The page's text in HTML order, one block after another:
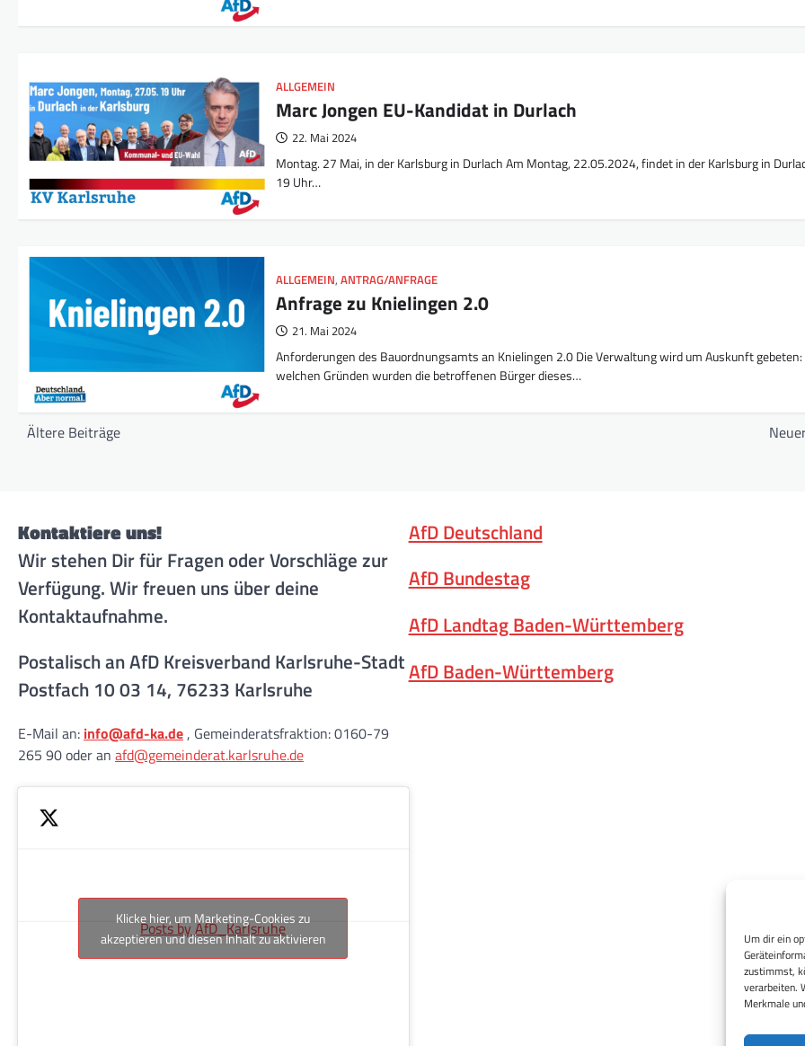
Um dir ein
zustimmst,
verarbeiten.
Merkmale
ALLGEMEIN
Marc Jongen EU-Kandidat in Durlach
22. Mai 2024
Montag. 27 Mai, in der Karlsburg in Durlach Am Montag, 22.05.2024, findet in der Karlsburg in
19 Uhr…
ALLGEMEIN,ANTRAG/ANFRAGE
Anfrage zu Knielingen 2.0
21. Mai 2024
Anforderungen des Bauordnungsamts an Knielingen 2.0 Die Verwaltung wird um Auskunft gebeten:
welchen Gründen wurden die betroffenen Bürger dieses…
Beitragsnavigation
Ältere Beiträge
Kontaktiere uns!
Wir stehen Dir für Fragen oder Vorschläge zur
Verfügung. Wir freuen uns über deine
Kontaktaufnahme.
Postalisch an AfD Kreisverband Karlsruhe-Stadt
Postfach 10 03 14, 76233 Karlsruhe
E-Mail an: info@afd-ka.de, Gemeinderatsfraktion: 0160-79
265 90 oder an afd@gemeinderat.karlsruhe.de
Posts by AfD_Karlsruhe
Klicke hier, um Marketing-Cookies zu
akzeptieren und diesen Inhalt zu aktivieren
AfD Deutschland
AfD Bundestag
AfD Landtag Baden-Württemberg
AfD Baden-Württemberg